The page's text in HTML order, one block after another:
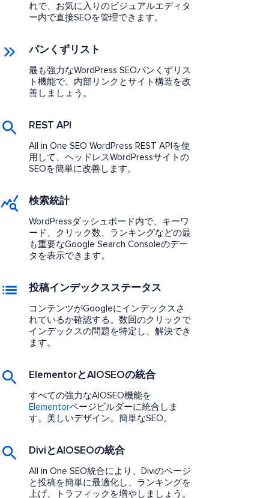
れで、お気に入りのビジュアルエディタ
ー内で直接SEOを管理できます。
パンくずリスト
最も強力なWordPress SEOパンくずリス
ト機能で、内部リンクとサイト構造を改
善しましょう。
REST API
All in One SEO WordPress REST APIを使
用して、ヘッドレスWordPressサイトの
SEOを簡単に改善します。
検索統計
WordPressダッシュボード内で、キーワ
ード、クリック数、ランキングなどの最
も重要なGoogle Search Consoleのデー
タを表示できます。
投稿インデックスステータス
コンテンツがGoogleにインデックスさ
れているか確認する。数回のクリックで
インデックスの問題を特定し、解決でき
ます。
ElementorとAIOSEOの統合
すべての強力なAIOSEO機能を
Elementorページビルダーに統合しま
す。美しいデザイン。簡単なSEO。
DiviとAIOSEOの統合
All in One SEO統合により、Diviのページ
と投稿を簡単に最適化し、ランキングを
上げ、トラフィックを増やしましょう。